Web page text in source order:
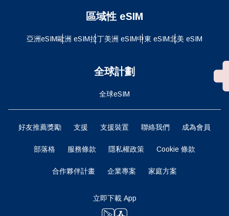
區域性 eSIM
亞洲eSIM歐洲 eSIM拉丁美洲 eSIM中東 eSIM北美 eSIM
全球計劃
全球eSIM
好友推薦獎勵 支援 支援裝置 聯絡我們 成為會員
部落格 服務條款 隱私權政策 Cookie 條款
合作夥伴計畫 企業專案 家庭方案
立即下載 App